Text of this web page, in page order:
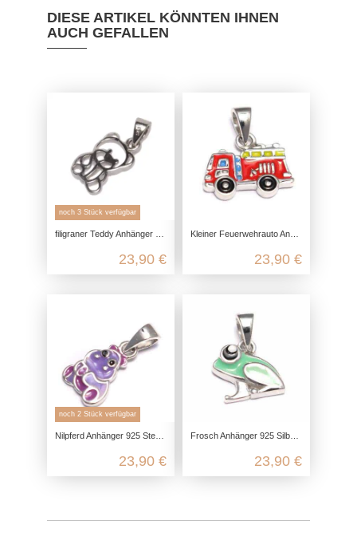
DIESE ARTIKEL KÖNNTEN IHNEN
AUCH GEFALLEN
noch 3 Stück verfügbar
filigraner Teddy Anhänger aus echtem 925 Sterling Silber
23,90 €
Kleiner Feuerwehrauto Anhänger 925 Sterling Silber, Feuerwehrmann Kettenanhänger Silber, Kinderschmuck 925 Ketten Anhänger
23,90 €
noch 2 Stück verfügbar
Nilpferd Anhänger 925 Sterling Silber, Flusspferd Kettenanhänger Silber, Kinderschmuck Ketten Anhänger, Hippo kawaii Schmuck
23,90 €
Frosch Anhänger 925 Silber, Froschkönig Baby Kettenanhänger, Kinderschmuck für Kette Mädchen, Geschenk kawaii Schmuck
23,90 €